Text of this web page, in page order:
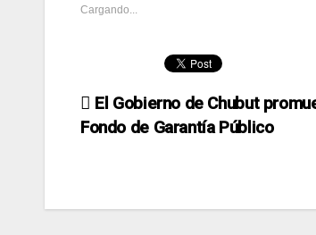
Cargando...
Navegación
El Gobierno de Chubut
Fondo de Garantía Público